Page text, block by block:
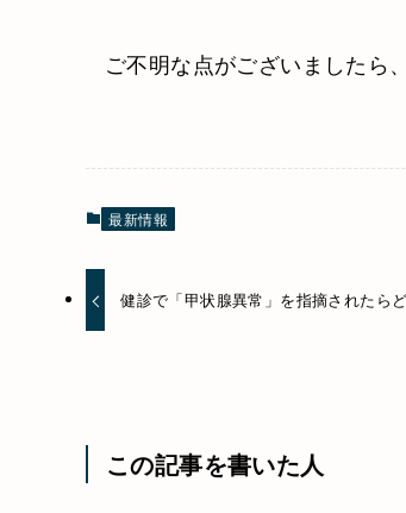
ご不明な点がございましたら
最新情報
健診で「甲状腺異常」を指摘されたら
この記事を書いた人